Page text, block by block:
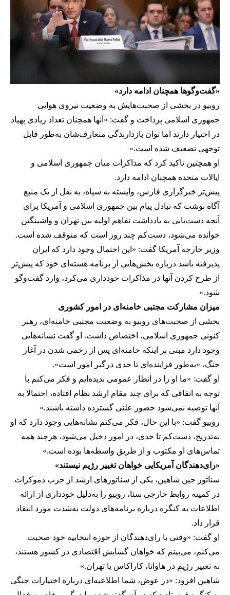
«گفت‌وگوها همچنان ادامه دارد»
روبیو در بخشی از صحبت‌هایش به وضعیت نیروی هوایی
جمهوری اسلامی پرداخت و گفت: «آنها همچنان تعداد زیادی پهپاد
در اختیار دارند اما توان بازدارندگی متعارف‌شان به‌طور قابل
توجهی تضعیف شده است.»
او همچنین تاکید کرد که مذاکرات میان جمهوری اسلامی و
ایالات متحده همچنان ادامه دارد.
پیش‌تر ‌خبرگزاری فارس، وابسته به سپاه، به نقل از یک منبع
آگاه نوشت که تبادل پیام بین جمهوری اسلامی و آمریکا برای
آنچه دست‌یابی به یادداشت تفاهم اولیه بین تهران و واشینگتن
خوانده می‌شود، دست‌کم چند روز است که متوقف شده است.
وزیر خارجه آمریکا گفت: «این احتمال وجود دارد که ایران
پذیرفته باشد درباره بخش‌هایی از برنامه هسته‌ای خود که پیش‌تر
از طرح کردن آنها در مذاکرات خودداری می‌کرد، وارد گفت‌وگو
شود.»
میزان مشارکت مجتبی خامنه‌ای در امور کشوری
بخشی از صحبت‌های روبیو به وضعیت مجتبی خامنه‌ای، رهبر
کنونی جمهوری اسلامی، اختصاص داشت. او گفت نشانه‌هایی
وجود دارد مبنی بر اینکه خامنه‌ای پس از زخمی شدن در آغاز
جنگ، «به‌طور فزاینده‌ای تا حدی درگیر امور است».
او گفت: «ما او را در انظار عمومی ندیده‌ایم و فکر می‌کنم با
توجه به اتفاقی که برای چند مقام ارشد نظام افتاده، احتمالا به
آنها توصیه نمی‌شود حضور علنی گسترده داشته باشند.»
روبیو گفت: «با این حال، فکر می‌کنم نشانه‌هایی وجود دارد که او
به‌تدریج، دست‌کم تا حدی، در امور دخیل‌ می‌شود، هرچند همه
تماس‌های او مکتوب و از طریق واسطه‌ها بوده است.»
«رای‌دهندگان آمریکایی خواهان تغییر رژیم نیستند»
سناتور جین شاهین، یکی از سناتورهای ارشد از حزب دموکرات
در کمیته روابط خارجی سنا، روبیو را به‌دلیل خودداری از ارائه
اطلاعات به کنگره درباره برنامه‌های دولت به‌شدت مورد انتقاد
قرار داد.
او گفت: «وقتی با رای‌دهندگان از حوزه انتخابیه خود صحبت
می‌کنم، می‌بینم که خواهان گشایش اقتصادی در کشور هستند،
نه تغییر رژیم در هاوانا، کاراکاس یا تهران.»
شاهین افزود: «در عوض، شما اطلاعیه‌ای درباره اختیارات جنگی